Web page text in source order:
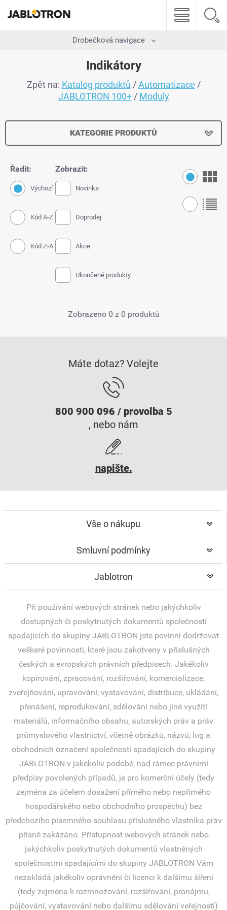
Drobečková navigace
Indikátory
Zpět na: Katalog produktů /Automatizace /
JABLOTRON 100+/ Moduly
KATEGORIE PRODUKTŮ
Řadit:
Výchozí
Kód A-Z
Kód Z-A
Zobrazit:
Novinka
Doprodej
Akce
Ukončené produkty
Zobrazeno 0 z 0 produktů
Máte dotaz? Volejte
800 900 096 / provolba 5
, nebo nám
napište.
Vše o nákupu
Smluvní podmínky
Jablotron
Při používání webových stránek nebo jakýchkoliv
dostupných či poskytnutých dokumentů společností
spadajících do skupiny JABLOTRON jste povinni dodržovat
veškeré povinnosti, které jsou zakotveny v příslušných
českých a evropských právních předpisech. Jakékoliv
kopírování, zpracování, rozšiřování, komercializace,
zveřejňování, upravování, vystavování, distribuce, ukládání,
přenášení, reprodukování, sdělování nebo jiné využití
materiálů, informačního obsahu, autorských práv a práv
průmyslového vlastnictví, včetně obrázků, názvů, log a
obchodních označení společností spadajících do skupiny
JABLOTRON v jakékoliv podobě, nad rámec právními
předpisy povolených případů, je pro komerční účely (tedy
zejména za účelem dosažení přímého nebo nepřímého
hospodářského nebo obchodního prospěchu) bez
předchozího písemného souhlasu příslušného vlastníka práv
přísně zakázáno. Přístupnost webových stránek nebo
jakýchkoliv poskytnutých dokumentů vlastněných
společnostmi spadajícími do skupiny JABLOTRON Vám
nezakládá jakékoliv oprávnění či licenci k dalšímu šíření
(tedy zejména k rozmnožování, rozšiřování, pronájmu,
půjčování, vystavování nebo dalšímu sdělování veřejnosti)